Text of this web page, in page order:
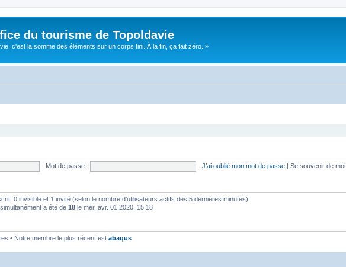
du tourisme de Topoldavie
c'est la somme des éléments sur un corps fini. À la fin, ça fait zéro. »
Mot de passe : J’ai oublié mon mot de passe | Se souvenir de moi
0 invisible et 1 invité (selon le nombre d’utilisateurs actifs des 5 dernières minutes)
a été de 18 le mer. avr. 01 2020, 15:18
• Notre membre le plus récent est abaqus